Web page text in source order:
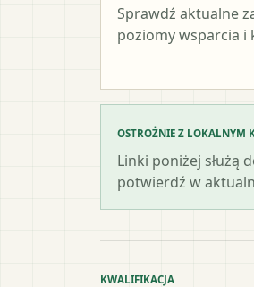
Sprawdź aktualne
poziomy wsparcia
OSTROŻNIE Z LOKALNYM
Linki poniżej służą
potwierdź w
KWALIFIKACJA